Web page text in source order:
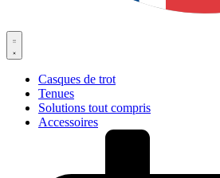
Casques de trot
Tenues
Solutions tout compris
Accessoires